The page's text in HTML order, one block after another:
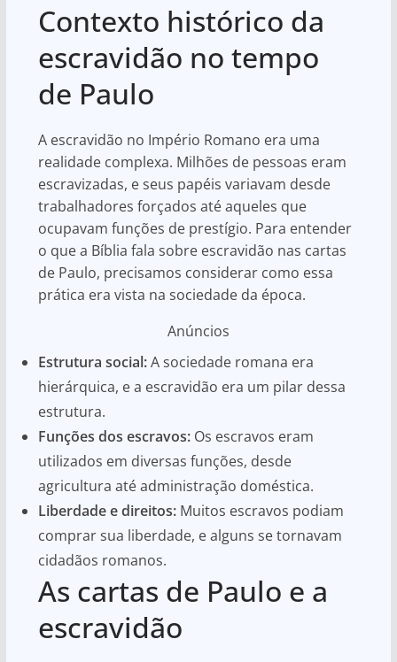
Contexto histórico da
escravidão no tempo
de Paulo
A escravidão no Império Romano era uma
realidade complexa. Milhões de pessoas eram
escravizadas, e seus papéis variavam desde
trabalhadores forçados até aqueles que
ocupavam funções de prestígio. Para entender
o que a Bíblia fala sobre escravidão nas cartas
de Paulo, precisamos considerar como essa
prática era vista na sociedade da época.
Anúncios
Estrutura social:A sociedade romana era
hierárquica, e a escravidão era um pilar dessa
estrutura.
Funções dos escravos:Os escravos eram
utilizados em diversas funções, desde
agricultura até administração doméstica.
Liberdade e direitos:Muitos escravos podiam
comprar sua liberdade, e alguns se tornavam
cidadãos romanos.
As cartas de Paulo e a
escravidão